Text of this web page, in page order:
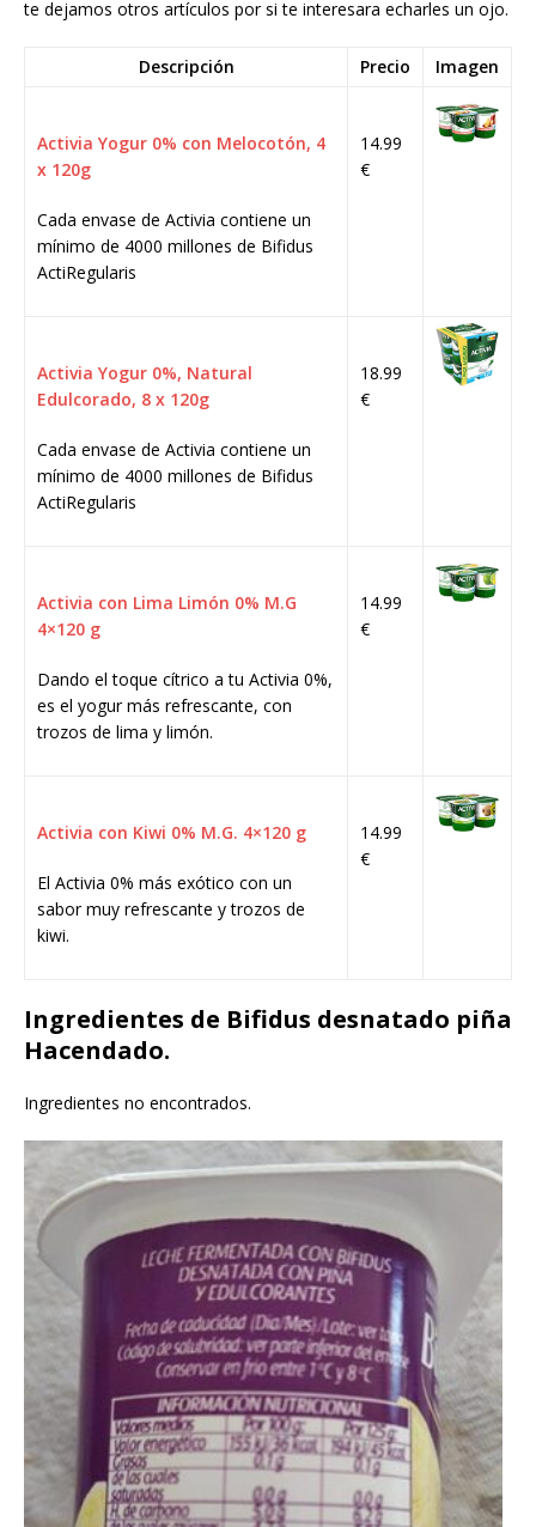
te dejamos otros artículos por si te interesara echarles un ojo.
Descripción Precio Imagen
Activia Yogur 0% con Melocotón, 4
x 120g
Cada envase de Activia contiene un
mínimo de 4000 millones de Bifidus
ActiRegularis
14.99
€
Activia Yogur 0%, Natural
Edulcorado, 8 x 120g
Cada envase de Activia contiene un
mínimo de 4000 millones de Bifidus
ActiRegularis
18.99
€
Activia con Lima Limón 0% M.G
4×120 g
Dando el toque cítrico a tu Activia 0%,
es el yogur más refrescante, con
trozos de lima y limón.
14.99
€
Activia con Kiwi 0% M.G. 4×120 g
El Activia 0% más exótico con un
sabor muy refrescante y trozos de
kiwi.
14.99
€
Ingredientes de Bifidus desnatado piña
Hacendado.
Ingredientes no encontrados.